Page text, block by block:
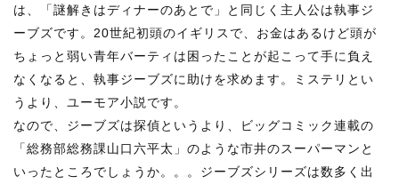
は、「謎解きはディナーのあとで」と同じく主人公は執事ジ
ーブズです。20世紀初頭のイギリスで、お金はあるけど頭が
ちょっと弱い青年バーティは困ったことが起こって手に負え
なくなると、執事ジーブズに助けを求めます。ミステリとい
うより、ユーモア小説です。
なので、ジーブズは探偵というより、ビッグコミック連載の
「総務部総務課山口六平太」のような市井のスーパーマンと
いったところでしょうか。。。ジーブズシリーズは数多く出